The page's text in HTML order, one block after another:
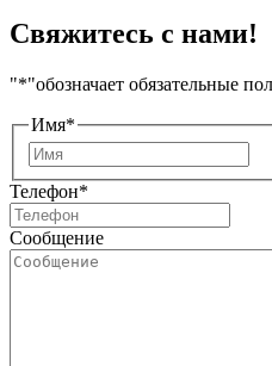
Свяжитесь с нами!
"*"обозначает обязательные
Имя*
Телефон*
Сообщение